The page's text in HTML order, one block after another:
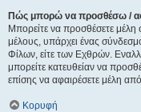
Πώς μπορώ να προσθέσω /
Μπορείτε να προσθέσετε μέλη
μέλους, υπάρχει ένας
Φίλων, είτε των Εχθρών.
μπορείτε κατευθείαν να
επίσης να αφαιρέσετε μέλη
Κορυφή